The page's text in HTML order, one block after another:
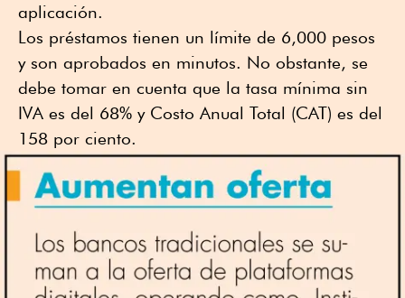
aplicación.
Los préstamos tienen un límite de 6,000 pesos
y son aprobados en minutos. No obstante, se
debe tomar en cuenta que la tasa mínima sin
IVA es del 68% y Costo Anual Total (CAT) es del
158 por ciento.